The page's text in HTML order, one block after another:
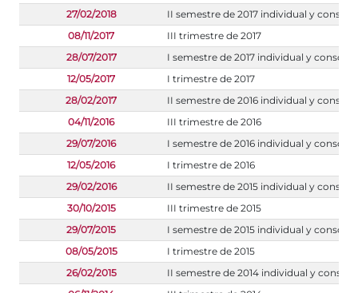
27/02/2018
II semestre de 2017 individual y
08/11/2017
III trimestre de 2017
28/07/2017
I semestre de 2017 individual y
12/05/2017
I trimestre de 2017
28/02/2017
II semestre de 2016 individual y
04/11/2016
III trimestre de 2016
29/07/2016
I semestre de 2016 individual y
12/05/2016
I trimestre de 2016
29/02/2016
II semestre de 2015 individual y
30/10/2015
III trimestre de 2015
29/07/2015
I semestre de 2015 individual y
08/05/2015
I trimestre de 2015
26/02/2015
II semestre de 2014 individual y